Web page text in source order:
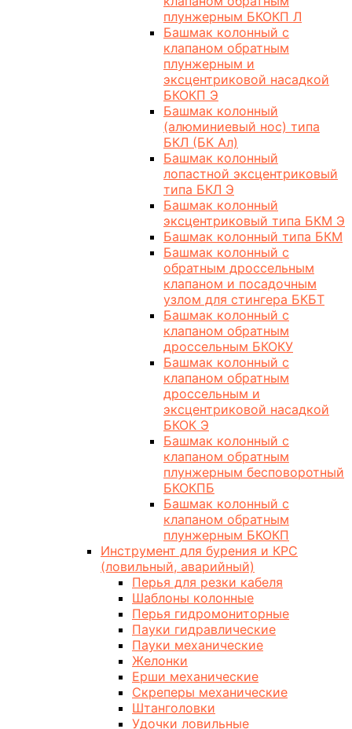
плунжерным БКОКП Л
Башмак колонный с
клапаном обратным
плунжерным и
эксцентриковой насадкой
БКОКП Э
Башмак колонный
(алюминиевый нос) типа
БКЛ (БК Ал)
Башмак колонный
лопастной эксцентриковый
типа БКЛ Э
Башмак колонный
эксцентриковый типа БКМ Э
Башмак колонный типа БКМ
Башмак колонный с
обратным дроссельным
клапаном и посадочным
узлом для стингера БКБТ
Башмак колонный с
клапаном обратным
дроссельным БКОКУ
Башмак колонный с
клапаном обратным
дроссельным и
эксцентриковой насадкой
БКОК Э
Башмак колонный с
клапаном обратным
плунжерным бесповоротный
БКОКПБ
Башмак колонный с
клапаном обратным
плунжерным БКОКП
Инструмент для бурения и КРС
(ловильный, аварийный)
Перья для резки кабеля
Шаблоны колонные
Перья гидромониторные
Пауки гидравлические
Пауки механические
Желонки
Ерши механические
Скреперы механические
Штанголовки
Удочки ловильные